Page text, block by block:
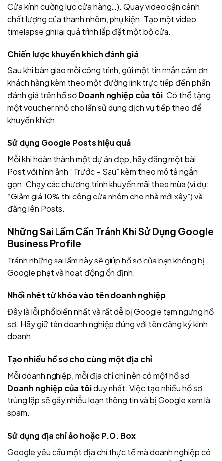
Cửa kính cường lực cửa hàng…). Quay video cận cảnh
chất lượng của thanh nhôm, phụ kiện. Tạo một video
timelapse ghi lại quá trình lắp đặt một bộ cửa.
Chiến lược khuyến khích đánh giá
Sau khi bàn giao mỗi công trình, gửi một tin nhắn cảm ơn
khách hàng kèm theo một đường link trực tiếp đến phần
đánh giá trên hồ sơDoanh nghiệp của tôi. Có thể tặng
một voucher nhỏ cho lần sử dụng dịch vụ tiếp theo để
khuyến khích.
Sử dụng Google Posts hiệu quả
Mỗi khi hoàn thành một dự án đẹp, hãy đăng một bài
Post với hình ảnh “Trước – Sau” kèm theo mô tả ngắn
gọn. Chạy các chương trình khuyến mãi theo mùa (ví dụ:
“Giảm giá 10% thi công cửa nhôm cho nhà mới xây”) và
đăng lên Posts.
Những Sai Lầm Cần Tránh Khi Sử Dụng Google
Business Profile
Tránh những sai lầm này sẽ giúp hồ sơ của bạn không bị
Google phạt và hoạt động ổn định.
Nhồi nhét từ khóa vào tên doanh nghiệp
Đây là lỗi phổ biến nhất và rất dễ bị Google tạm ngưng hồ
sơ. Hãy giữ tên doanh nghiệp đúng với tên đăng ký kinh
doanh.
Tạo nhiều hồ sơ cho cùng một địa chỉ
Mỗi doanh nghiệp, mỗi địa chỉ chỉ nên có một hồ sơ
Doanh nghiệp của tôiduy nhất. Việc tạo nhiều hồ sơ
trùng lặp sẽ gây nhiễu loạn thông tin và bị Google xem là
spam.
Sử dụng địa chỉ ảo hoặc P.O. Box
Google yêu cầu một địa chỉ thực tế mà doanh nghiệp có